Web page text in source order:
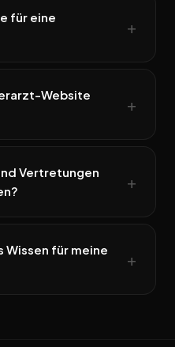
für eine
Website
Vertretungen
Wissen für meine